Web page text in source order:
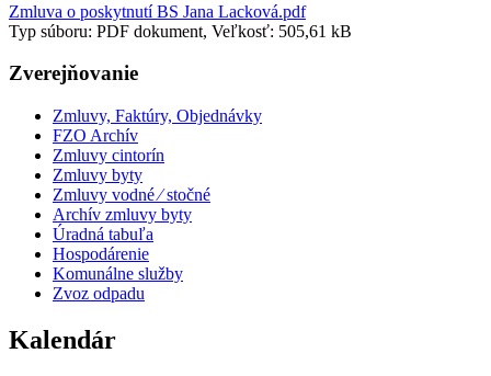
Zmluva o poskytnutí BS Jana Lacková.pdf
Typ súboru: PDF dokument, Veľkosť: 505,61 kB
Zverejňovanie
Zmluvy, Faktúry, Objednávky
FZO Archív
Zmluvy cintorín
Zmluvy byty
Zmluvy vodné ⁄ stočné
Archív zmluvy byty
Úradná tabuľa
Hospodárenie
Komunálne služby
Zvoz odpadu
Kalendár